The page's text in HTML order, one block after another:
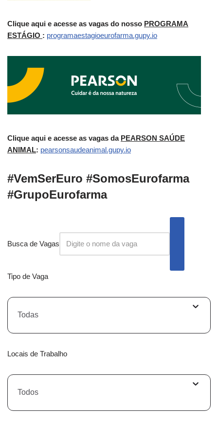
Clique aqui e acesse as vagas do nosso PROGRAMA
ESTÁGIO : programaestagioeurofarma.gupy.io
Clique aqui e acesse as vagas da PEARSON SAÚDE
ANIMAL: pearsonsaudeanimal.gupy.io
#VemSerEuro #SomosEurofarma
#GrupoEurofarma
Busca de Vagas
Tipo de Vaga
Todas
Locais de Trabalho
Todos